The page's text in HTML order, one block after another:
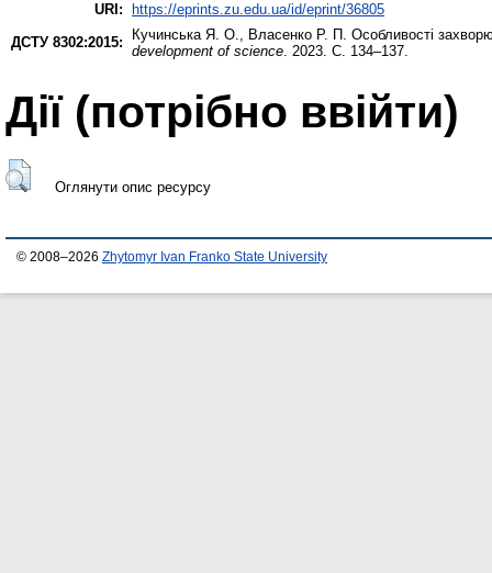
URI:
https://eprints.zu.edu.ua/id/eprint/36805
ДСТУ 8302:2015:
Кучинська Я. О., Власенко Р. П. Особливості
development of science. 2023. С. 134–137.
Дії ​​(потрібно ввійти)
Оглянути опис ресурсу
© 2008–2026 Zhytomyr Ivan Franko State University